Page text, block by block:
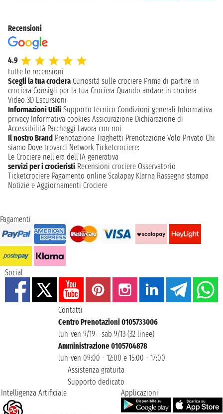
Recensioni
4.9
tutte le recensioni
Scegli la tua crociera Curiosità sulle crociere Prima di partire in
crociera Consigli per la tua Crociera Quando andare in crociera
Video 3D Escursioni
Informazioni Utili Supporto tecnico Condizioni generali Informativa
privacy Informativa cookies Assicurazione Dichiarazione di
Accessibilità Parcheggi Lavora con noi
Il nostro Brand Prenotazione Traghetti Prenotazione Volo Privato Chi
siamo Dove trovarci Network Ticketcrociere:
Le Crociere nell’era dell’IA generativa
servizi per i crocieristi Recensioni crociere Osservatorio
Ticketcrociere Pagamento online Scalapay Klarna Rassegna stampa
Notizie e Aggiornamenti Crociere
Pagamenti
Social
Contatti
Centro Prenotazioni 0105733006
lun-ven 9/19 - sab 9/13 (32 linee)
Amministrazione 0105704878
lun-ven 09:00 - 12:00 e 15:00 - 17:00
Assistenza gratuita
Supporto dedicato
Intelligenza Artificiale
Applicazioni